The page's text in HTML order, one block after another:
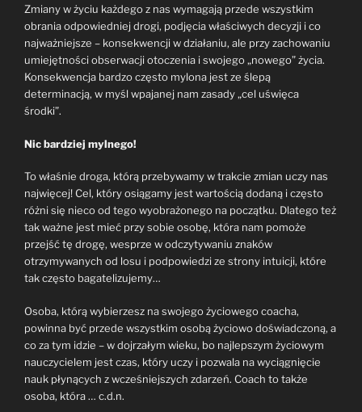
Zmiany w życiu każdego z nas wymagają przede wszystkim
obrania odpowiedniej drogi, podjęcia właściwych decyzji i co
najważniejsze – konsekwencji w działaniu, ale przy zachowaniu
umiejętności obserwacji otoczenia i swojego „nowego” życia.
Konsekwencja bardzo często mylona jest ze ślepą
determinacją, w myśl wpajanej nam zasady „cel uświęca
środki”.
Nic bardziej mylnego!
To właśnie droga, którą przebywamy w trakcie zmian uczy nas
najwięcej! Cel, który osiągamy jest wartością dodaną i często
różni się nieco od tego wyobrażonego na początku. Dlatego też
tak ważne jest mieć przy sobie osobę, która nam pomoże
przejść tę drogę, wesprze w odczytywaniu znaków
otrzymywanych od losu i podpowiedzi ze strony intuicji, które
tak często bagatelizujemy…
Osoba, którą wybierzesz na swojego życiowego coacha,
powinna być przede wszystkim osobą życiowo doświadczoną, a
co za tym idzie – w dojrzałym wieku, bo najlepszym życiowym
nauczycielem jest czas, który uczy i pozwala na wyciągnięcie
nauk płynących z wcześniejszych zdarzeń. Coach to także
osoba, która … c.d.n.